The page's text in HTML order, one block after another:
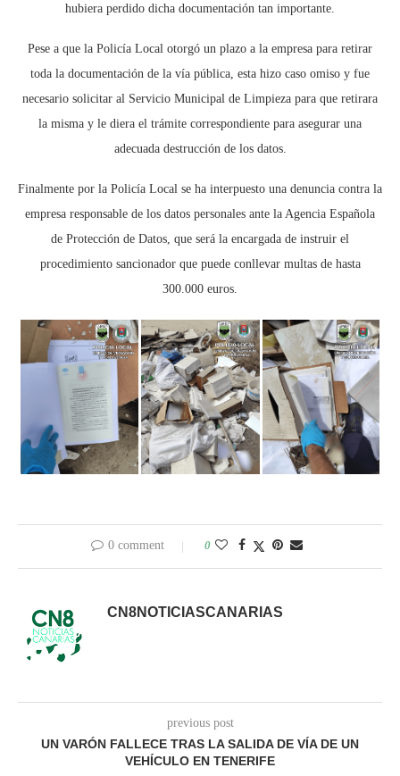
hubiera perdido dicha documentación tan importante.
Pese a que la Policía Local otorgó un plazo a la empresa para retirar
toda la documentación de la vía pública, esta hizo caso omiso y fue
necesario solicitar al Servicio Municipal de Limpieza para que retirara
la misma y le diera el trámite correspondiente para asegurar una
adecuada destrucción de los datos.
Finalmente por la Policía Local se ha interpuesto una denuncia contra la
empresa responsable de los datos personales ante la Agencia Española
de Protección de Datos, que será la encargada de instruir el
procedimiento sancionador que puede conllevar multas de hasta
300.000 euros.
0 comment 0
CN8NOTICIASCANARIAS
previous post
UN VARÓN FALLECE TRAS LA SALIDA DE VÍA DE UN
VEHÍCULO EN TENERIFE